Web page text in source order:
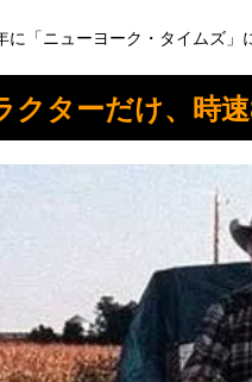
に「ニューヨーク・タイムズ」
クターだけ、時